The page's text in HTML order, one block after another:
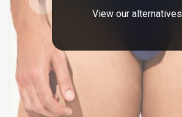
View our alternatives